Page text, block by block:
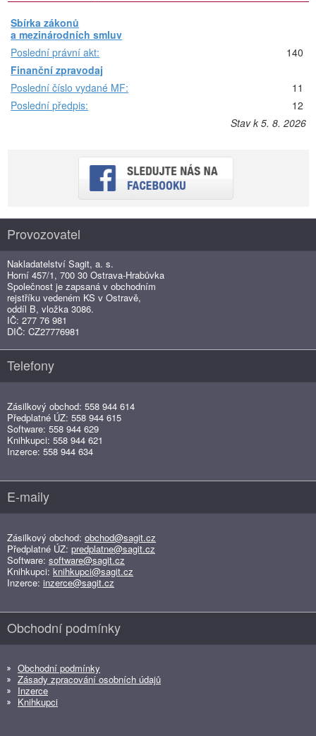
Sbírka zákonů
a mezinárodních smluv
Poslední právní akt:
140
Finanční zpravodaj
Poslední číslo vydané MF:
11
Poslední předpis:
12
Stav k 5. 8. 2026
Provozovatel
Nakladatelství Sagit, a. s.
Horní 457/1, 700 30 Ostrava-Hrabůvka
Společnost je zapsaná v obchodním
rejstříku vedeném KS v Ostravě,
oddíl B, vložka 3086.
IČ: 277 76 981
DIČ: CZ27776981
Telefony
Zásilkový obchod: 558 944 614
Předplatné ÚZ: 558 944 615
Software: 558 944 629
Knihkupci: 558 944 621
Inzerce: 558 944 634
E-maily
Zásilkový obchod: obchod@sagit.cz
Předplatné ÚZ: predplatne@sagit.cz
Software: software@sagit.cz
Knihkupci: knihkupci@sagit.cz
Inzerce: inzerce@sagit.cz
Obchodní podmínky
Obchodní podmínky
Zásady zpracování osobních údajů
Inzerce
Knihkupci